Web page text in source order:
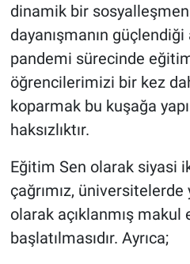
dinamik bir
dayanışmanın
pandemi sürecinde
öğrencilerimizi bir kez
koparmak bu kuşağa
haksızlıktır.
Eğitim Sen olarak siyasi
çağrımız,
olarak açıklanmış makul
başlatılmasıdır. Ayrıca;